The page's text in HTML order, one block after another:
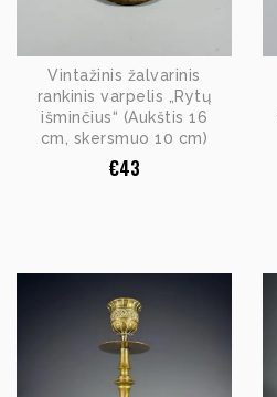
Vintažinis žalvarinis
rankinis varpelis „Rytų
išminčius“ (Aukštis 16
cm, skersmuo 10 cm)
€43